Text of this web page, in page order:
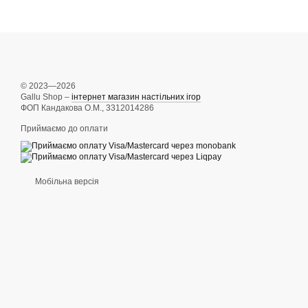
© 2023—2026
Gallu Shop – інтернет магазин настільних ігор
ФОП Кандакова О.М., 3312014286
Приймаємо до оплати
Мобільна версія